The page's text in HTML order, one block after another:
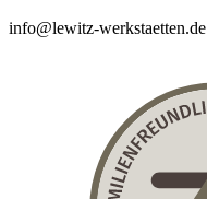
info@lewitz-werkstaetten.de